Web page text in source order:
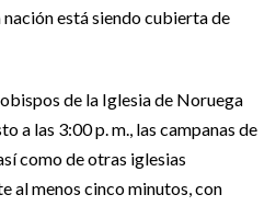
está siendo cubierta de
de la Iglesia de Noruega
a las 3:00 p. m., las campanas de
como de otras iglesias
al menos cinco minutos, con